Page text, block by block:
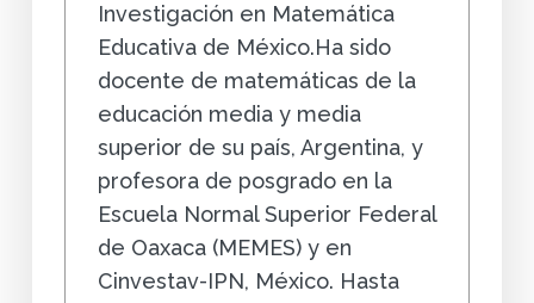
Investigación en Matemática
Educativa de México.Ha sido
docente de matemáticas de la
educación media y media
superior de su país, Argentina, y
profesora de posgrado en la
Escuela Normal Superior Federal
de Oaxaca (MEMES) y en
Cinvestav-IPN, México. Hasta